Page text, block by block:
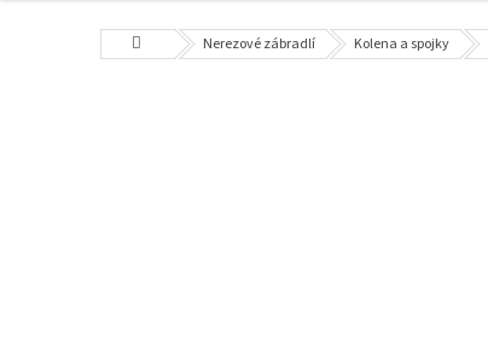
Domů Nerezové zábradlí Kolena a spojky